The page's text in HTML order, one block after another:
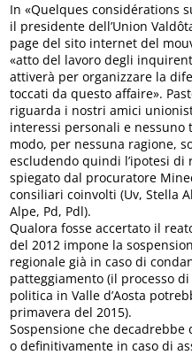
In «Quelques considérations
il presidente dell’Union
page del sito internet del
«atto del lavoro degli
attiverà per organizzare la
toccati da questo affaire».
riguarda i nostri amici
interessi personali e nessuno
modo, per nessuna ragione,
escludendo quindi l’ipotesi di
spiegato dal procuratore
consiliari coinvolti (Uv, Stella
Alpe, Pd, Pdl).
Qualora fosse accertato il
del 2012 impone la
regionale già in caso di
patteggiamento (il processo
politica in Valle d’Aosta
primavera del 2015).
Sospensione che
o definitivamente in caso di